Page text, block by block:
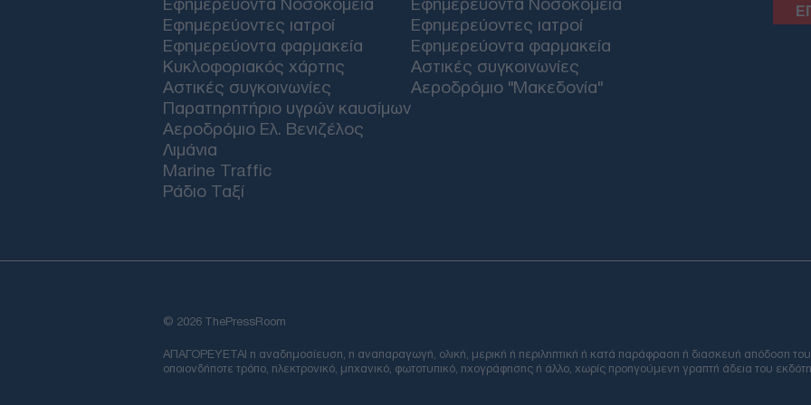
Εφημερεύοντα Νοσοκομεία
Εφημερεύοντες ιατροί
Εφημερεύοντα φαρμακεία
Κυκλοφοριακός χάρτης
Αστικές συγκοινωνίες
Παρατηρητήριο υγρών καυσίμων
Αεροδρόμιο Ελ. Βενιζέλος
Λιμάνια
Marine Traffic
Ράδιο Ταξί
Εφημερεύοντα Νοσοκομεία
Εφημερεύοντες ιατροί
Εφημερεύοντα φαρμακεία
Αστικές συγκοινωνίες
Αεροδρόμιο "Μακεδονία"
© 2026 ThePressRoom
ΑΠΑΓΟΡΕΥΕΤΑΙ η αναδημοσίευση, η αναπαραγωγή, ολική, μερική ή περιληπτική ή κατά παράφραση ή διασκευή απόδοση
οποιονδήποτε τρόπο, ηλεκτρονικό, μηχανικό, φωτοτυπικό, ηχογράφησης ή άλλο, χωρίς προηγούμενη γραπτή άδεια του εκδότη.